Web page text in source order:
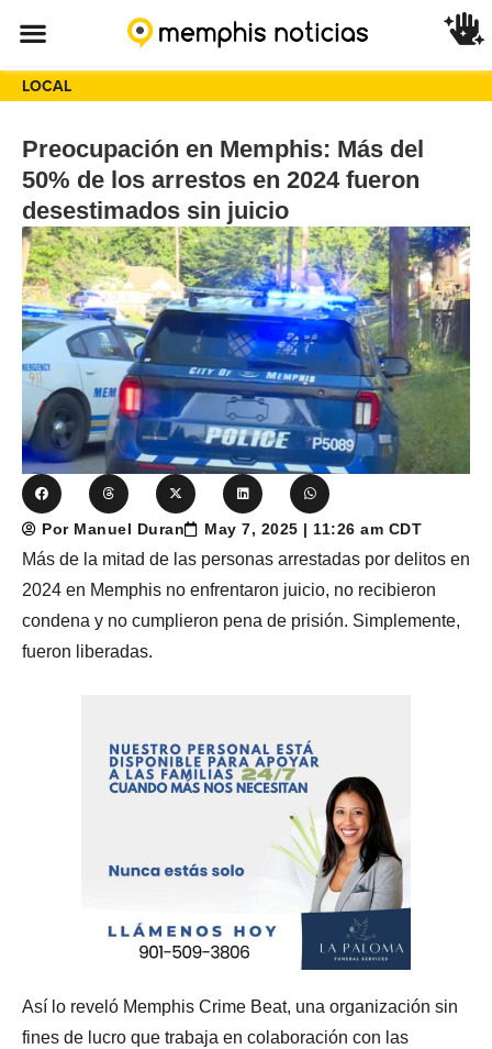
LOCAL
Preocupación en Memphis: Más del
50% de los arrestos en 2024 fueron
desestimados sin juicio
Por Manuel Duran May 7, 2025 | 11:26 am CDT
Más de la mitad de las personas arrestadas por delitos en
2024 en Memphis no enfrentaron juicio, no recibieron
condena y no cumplieron pena de prisión. Simplemente,
fueron liberadas.
Así lo reveló Memphis Crime Beat, una organización sin
fines de lucro que trabaja en colaboración con las